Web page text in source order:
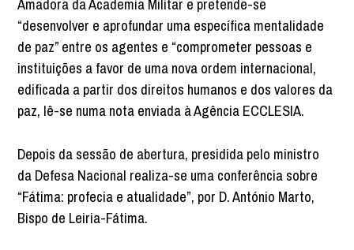
Amadora da Academia Militar e pretende-se
“desenvolver e aprofundar uma específica mentalidade
de paz” entre os agentes e “comprometer pessoas e
instituições a favor de uma nova ordem internacional,
edificada a partir dos direitos humanos e dos valores da
paz, lê-se numa nota enviada à Agência ECCLESIA.
Depois da sessão de abertura, presidida pelo ministro
da Defesa Nacional realiza-se uma conferência sobre
“Fátima: profecia e atualidade”, por D. António Marto,
Bispo de Leiria-Fátima.